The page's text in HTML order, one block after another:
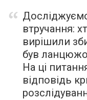
втручання:
вирішили
був
На ці
відповідь